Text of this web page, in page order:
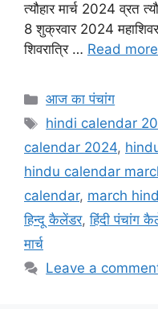
b
o
k
s
A
p
l
त्यौहार मार्च 2024 व्रत
8 शुक्रवार 2024
शिवरात्रि … Read more
Categories
आज का पंचांग
Tags
hindi calendar
calendar 2024,
hindu calendar
calendar, march
हिन्दू कैलेंडर,हिंदी पंचांग
मार्च
Leave a